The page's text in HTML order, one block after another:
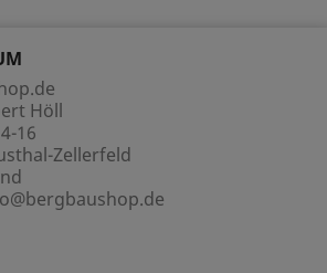
Höll
16
Zellerfeld